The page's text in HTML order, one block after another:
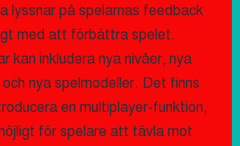
lyssnar på spelarnas feedback
med att förbättra spelet.
kan inkludera nya nivåer, nya
nya spelmodeller. Det finns
en multiplayer-funktion,
för spelare att tävla mot